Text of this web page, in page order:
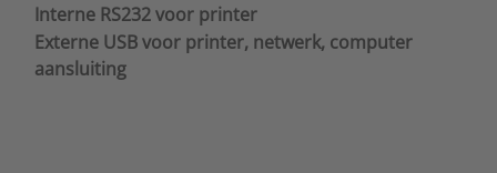
Interne RS232 voor printer
Externe USB voor printer, netwerk, computer
aansluiting